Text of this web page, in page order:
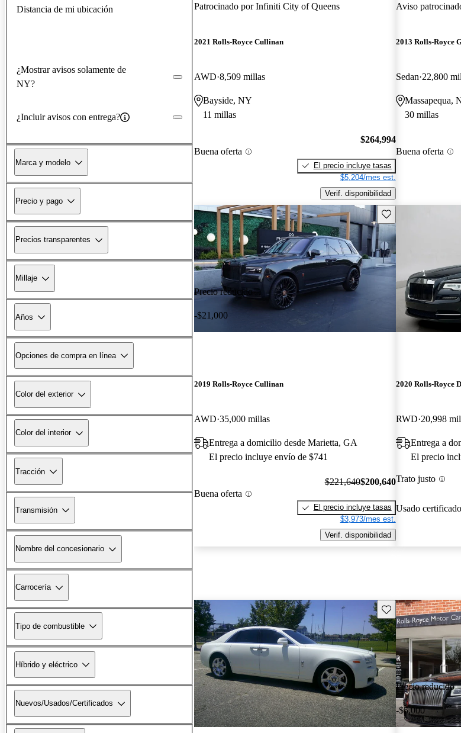
Distancia de mi ubicación
¿Mostrar avisos solamente de
NY?
¿Incluir avisos con entrega?
Marca y modelo
Precio y pago
Precios transparentes
Millaje
Años
Opciones de compra en línea
Color del exterior
Color del interior
Tracción
Transmisión
Nombre del concesionario
Carrocería
Tipo de combustible
Híbrido y eléctrico
Nuevos/Usados/Certificados
Patrocinado porInfiniti City of Queens
2021 Rolls-Royce Cullinan
AWD 8,509 millas
Bayside, NY
11 millas
Buena oferta
$264,994
El precio incluye tasas
$5,204/mes est.
Verif. disponibilidad
Aviso
2013 Rolls-Royce
Sedan 22,800
Massapequa,
30 millas
Buena oferta
Precio reducido
-$21,000
Guarda este Aviso
2019 Rolls-Royce Cullinan
AWD 35,000 millas
Entrega a domicilio desde Marietta, GA
El precio incluye envío de $741
Buena oferta
$221,640$200,640
El precio incluye tasas
$3,973/mes est.
Verif. disponibilidad
2020 Rolls-Royce
RWD 20,998
Entrega a
El precio
Trato justo
Usado certificado
Guarda este Aviso
Precio reducido
-$5,000